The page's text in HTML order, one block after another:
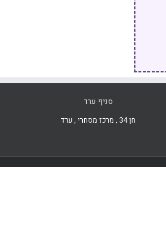
סניף ערד
חן 34 , מרכז מסחרי , ערד